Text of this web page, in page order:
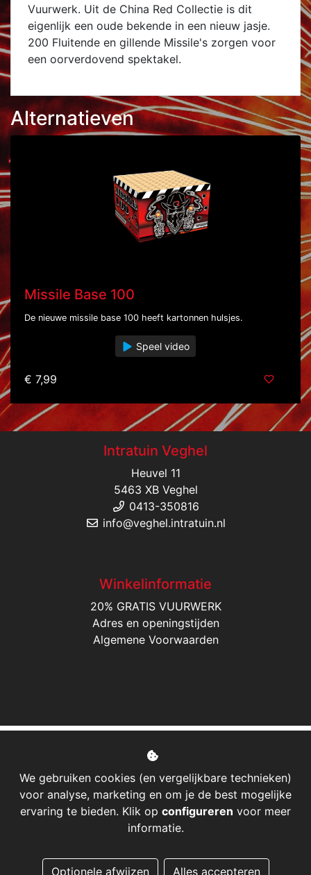
Vuurwerk. Uit de China Red Collectie is dit
eigenlijk een oude bekende in een nieuw jasje.
200 Fluitende en gillende Missile's zorgen voor
een oorverdovend spektakel.
Alternatieven
Missile Base 100
De nieuwe missile base 100 heeft kartonnen hulsjes.
Speel video
€ 7,99
We gebruiken cookies (en vergelijkbare technieken)
voor analyse, marketing en om je de best mogelijke
ervaring te bieden. Klik op configureren voor meer
informatie.
Optionele afwijzen Alles accepteren
Intratuin Veghel
Heuvel 11
5463 XB Veghel
0413-350816
info@veghel.intratuin.nl
Winkelinformatie
20% GRATIS VUURWERK
Adres en openingstijden
Algemene Voorwaarden
Managed hosting